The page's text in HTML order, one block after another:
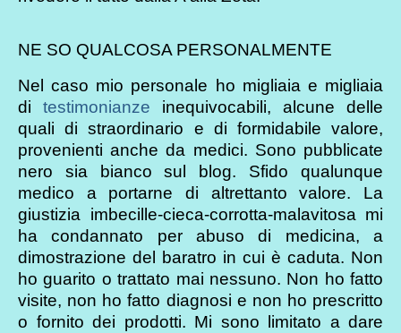
NE SO QUALCOSA PERSONALMENTE
Nel caso mio personale ho migliaia e migliaia
di testimonianze inequivocabili, alcune delle
quali di straordinario e di formidabile valore,
provenienti anche da medici. Sono pubblicate
nero sia bianco sul blog. Sfido qualunque
medico a portarne di altrettanto valore. La
giustizia imbecille-cieca-corrotta-malavitosa mi
ha condannato per abuso di medicina, a
dimostrazione del baratro in cui è caduta. Non
ho guarito o trattato mai nessuno. Non ho fatto
visite, non ho fatto diagnosi e non ho prescritto
o fornito dei prodotti. Mi sono limitato a dare